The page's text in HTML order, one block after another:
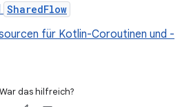
SharedFlow
für Kotlin-Coroutinen und -
War das hilfreich?